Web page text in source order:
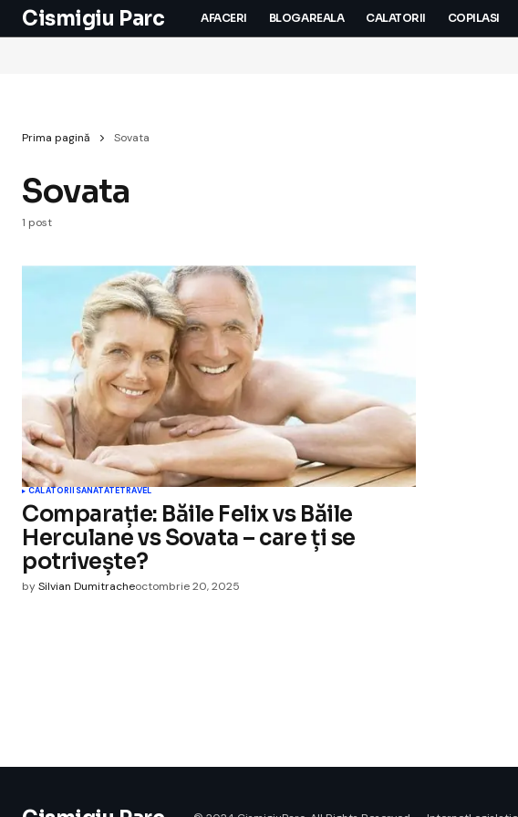
Cismigiu Parc AFACERI BLOGAREALA CALATORII COPILASI
Prima pagină Sovata
Sovata
1 post
CALATORII SANATATETRAVEL
Comparație: Băile Felix vs Băile
Herculane vs Sovata – care ți se
potrivește?
bySilvian Dumitracheoctombrie 20, 2025